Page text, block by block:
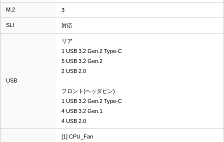
M.2 3
SLI 対応
USB
リア
1 USB 3.2 Gen.2 Type-C
5 USB 3.2 Gen.2
2 USB 2.0
フロント(ヘッダピン)
1 USB 3.2 Gen.2 Type-C
4 USB 3.2 Gen.1
4 USB 2.0
[1] CPU_Fan